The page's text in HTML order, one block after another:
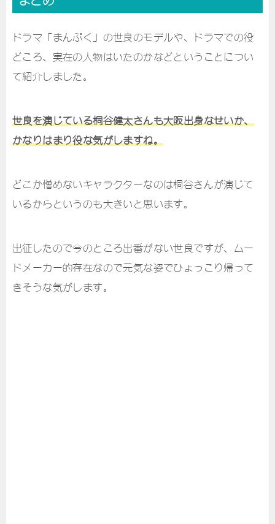
ドラマ「まんぷく」の世良のモデルや、ドラマでの役
どころ、実在の人物はいたのかなどということについ
て紹介しました。
世良を演じている桐谷健太さんも大阪出身なせいか、
かなりはまり役な気がしますね。
どこか憎めないキャラクターなのは桐谷さんが演じて
いるからというのも大きいと思います。
出征したので今のところ出番がない世良ですが、ムー
ドメーカー的存在なので元気な姿でひょっこり帰って
きそうな気がします。